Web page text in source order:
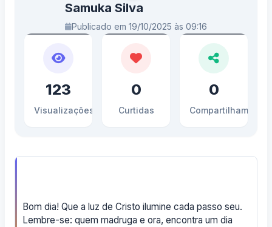
Samuka Silva
Publicado em 19/10/2025 às 09:16
123
Visualizações
0
Curtidas
0
Compartilhamentos
Bom dia! Que a luz de Cristo ilumine cada passo seu.
Lembre-se: quem madruga e ora, encontra um dia